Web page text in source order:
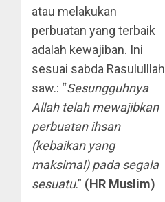
atau melakukan
perbuatan yang terbaik
adalah kewajiban. Ini
sesuai sabda Rasululllah
saw.: “Sesungguhnya
Allah telah mewajibkan
perbuatan ihsan
(kebaikan yang
maksimal) pada segala
sesuatu.” (HR Muslim)